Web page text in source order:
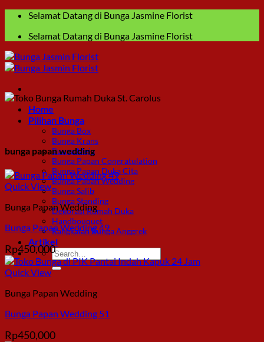
Skip
content
Selamat Datang di Bunga Jasmine Florist
Selamat Datang di Bunga Jasmine Florist
Home
Pilihan Bunga
Bunga Box
Bunga Krans
Bunga Meja
Bunga Papan Congratulation
Bunga Papan Duka Cita
Bunga Papan Wedding
Bunga Salib
Bunga Standing
Dekorasi Rumah Duka
Handbouquet
Rangkaian Bunga Anggrek
Artikel
Search
for:
bunga papan wedding
Quick View
Bunga Papan Wedding
Bunga Papan Wedding 49
Rp450,000
Quick View
Bunga Papan Wedding
Bunga Papan Wedding 51
Rp450,000